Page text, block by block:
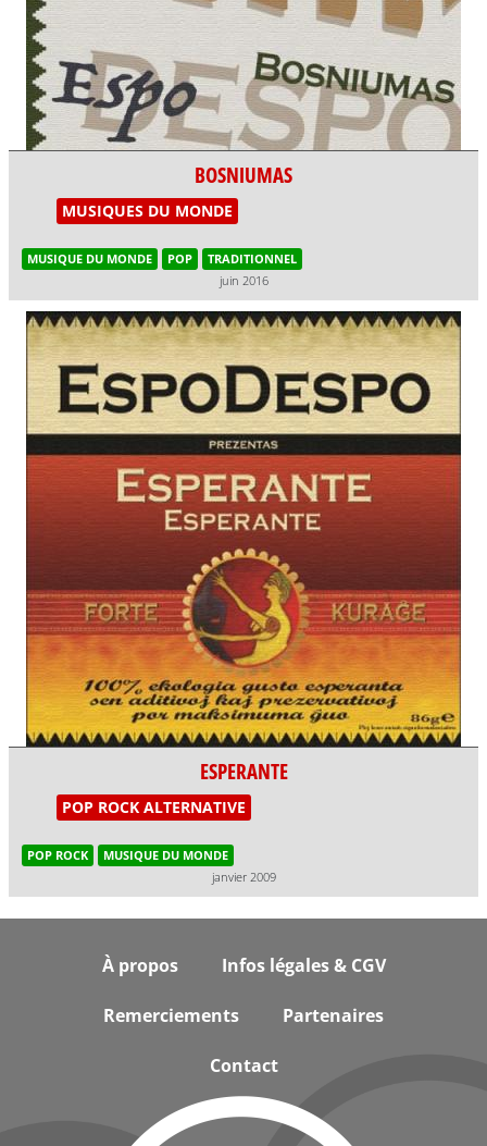
BOSNIUMAS
MUSIQUES DU MONDE
MUSIQUE DU MONDE POP
TRADITIONNEL
juin 2016
ESPERANTE
POP ROCK ALTERNATIVE
POP ROCK
MUSIQUE DU MONDE
janvier 2009
À propos Infos légales & CGV
Remerciements Partenaires
Contact